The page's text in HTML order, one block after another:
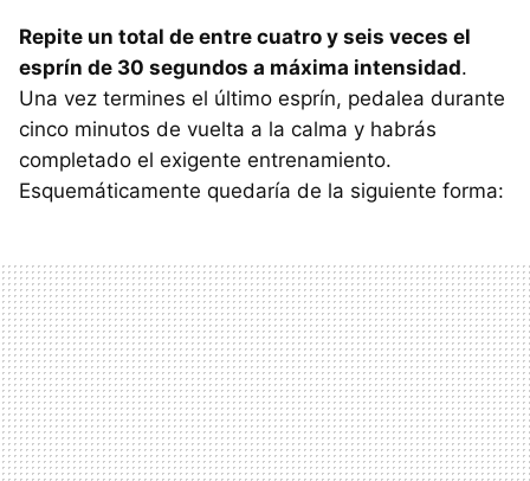
Repite un total de entre cuatro y seis veces el
esprín de 30 segundos a máxima intensidad.
Una vez termines el último esprín, pedalea durante
cinco minutos de vuelta a la calma y habrás
completado el exigente entrenamiento.
Esquemáticamente quedaría de la siguiente forma: